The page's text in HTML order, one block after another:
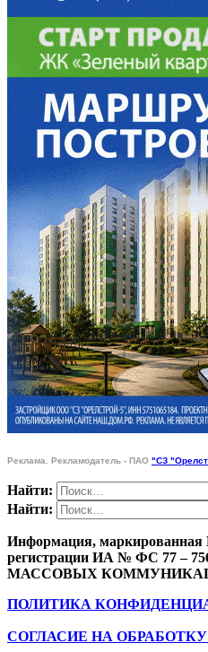
Реклама. Рекламодатель - ПАО "СЗ
Найти:
Найти:
Информация, маркированная
регистрации ИА № ФС 77
МАССОВЫХ
ПОЛИТИКА
СОГЛАСИЕ НА